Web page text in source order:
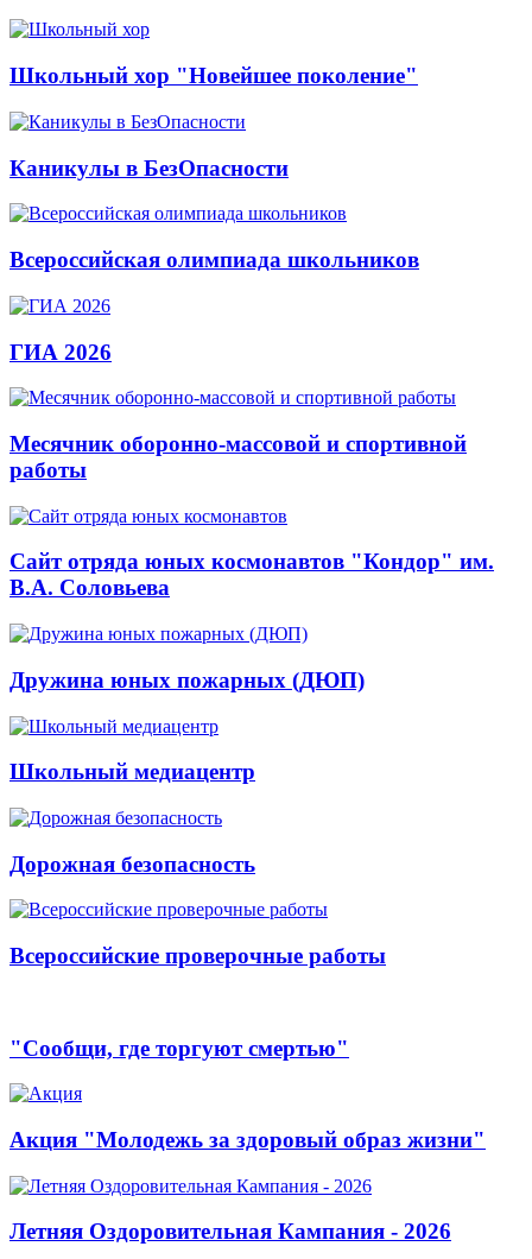
Школьный хор "Новейшее поколение"
Каникулы в БезОпасности
Всероссийская олимпиада школьников
ГИА 2026
Месячник оборонно-массовой и спортивной
работы
Сайт отряда юных космонавтов "Кондор" им.
В.А. Соловьева
Дружина юных пожарных (ДЮП)
Школьный медиацентр
Дорожная безопасность
Всероссийские проверочные работы
"Сообщи, где торгуют смертью"
Акция "Молодежь за здоровый образ жизни"
Летняя Оздоровительная Кампания - 2026